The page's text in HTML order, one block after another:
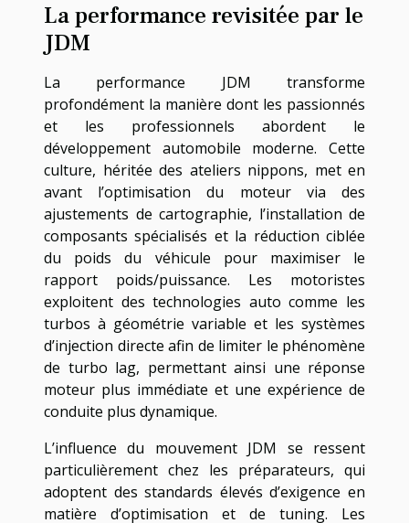
La performance revisitée par le
JDM
La performance JDM transforme
profondément la manière dont les passionnés
et les professionnels abordent le
développement automobile moderne. Cette
culture, héritée des ateliers nippons, met en
avant l’optimisation du moteur via des
ajustements de cartographie, l’installation de
composants spécialisés et la réduction ciblée
du poids du véhicule pour maximiser le
rapport poids/puissance. Les motoristes
exploitent des technologies auto comme les
turbos à géométrie variable et les systèmes
d’injection directe afin de limiter le phénomène
de turbo lag, permettant ainsi une réponse
moteur plus immédiate et une expérience de
conduite plus dynamique.
L’influence du mouvement JDM se ressent
particulièrement chez les préparateurs, qui
adoptent des standards élevés d’exigence en
matière d’optimisation et de tuning. Les